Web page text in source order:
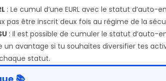
: Le cumul d’une EURL avec le statut
pas être inscrit deux fois au régime de la
: Il est possible de cumuler le statut d’auto-
un avantage si tu souhaites diversifier tes
statut.